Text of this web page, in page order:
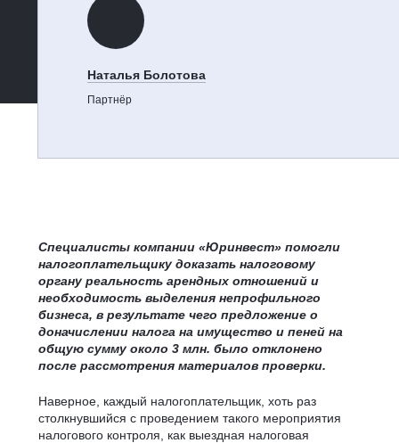
Наталья Болотова
Партнёр
Специалисты компании «Юринвест» помогли
налогоплательщику доказать налоговому
органу реальность арендных отношений и
необходимость выделения непрофильного
бизнеса, в результате чего предложение о
доначислении налога на имущество и пеней на
общую сумму около 3 млн. было отклонено
после рассмотрения материалов проверки.
Наверное, каждый налогоплательщик, хоть раз
столкнувшийся с проведением такого мероприятия
налогового контроля, как выездная налоговая